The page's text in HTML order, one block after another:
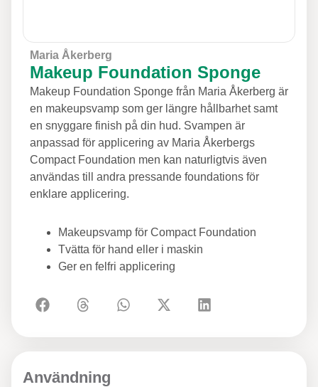
Maria Åkerberg
Makeup Foundation Sponge
Makeup Foundation Sponge från Maria Åkerberg är
en makeupsvamp som ger längre hållbarhet samt
en snyggare finish på din hud. Svampen är
anpassad för applicering av Maria Åkerbergs
Compact Foundation men kan naturligtvis även
användas till andra pressande foundations för
enklare applicering.
Makeupsvamp för Compact Foundation
Tvätta för hand eller i maskin
Ger en felfri applicering
Användning